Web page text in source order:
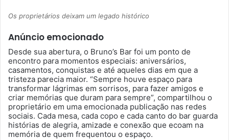
Os proprietários deixam um legado histórico
Anúncio emocionado
Desde sua abertura, o Bruno’s Bar foi um ponto de
encontro para momentos especiais: aniversários,
casamentos, conquistas e até aqueles dias em que a
tristeza parecia maior. “Sempre houve espaço para
transformar lágrimas em sorrisos, para fazer amigos e
criar memórias que duram para sempre”, compartilhou o
proprietário em uma emocionada publicação nas redes
sociais. Cada mesa, cada copo e cada canto do bar guarda
histórias de alegria, amizade e conexão que ecoam na
memória de quem frequentou o espaço.